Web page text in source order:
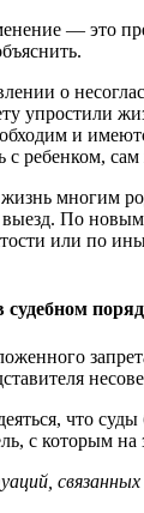
— это
о
упростили
и
с ребенком,
многим
По новым
или по
судебном
что
с которым